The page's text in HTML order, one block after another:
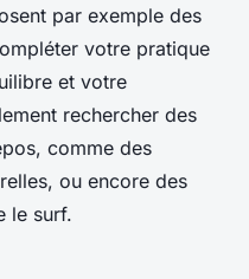
par exemple des
votre pratique
et votre
rechercher des
comme des
ou encore des
le surf.